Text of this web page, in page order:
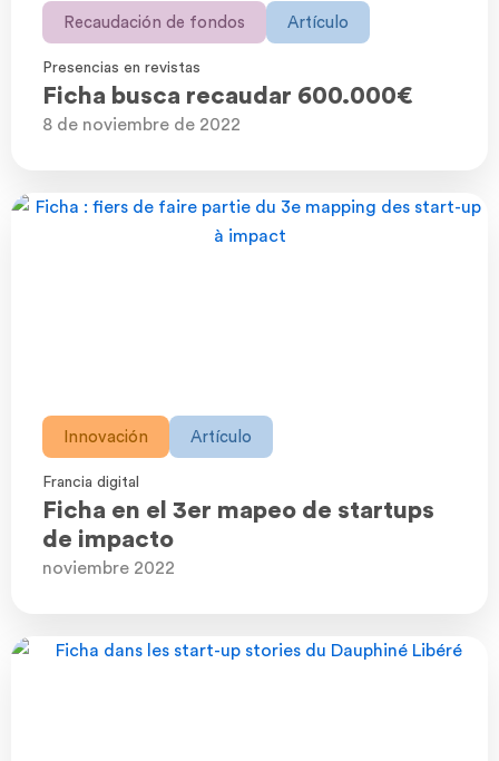
Recaudación de fondos Artículo
Presencias en revistas
Ficha busca recaudar 600.000€
8 de noviembre de 2022
Innovación Artículo
Francia digital
Ficha en el 3er mapeo de startups
de impacto
noviembre 2022